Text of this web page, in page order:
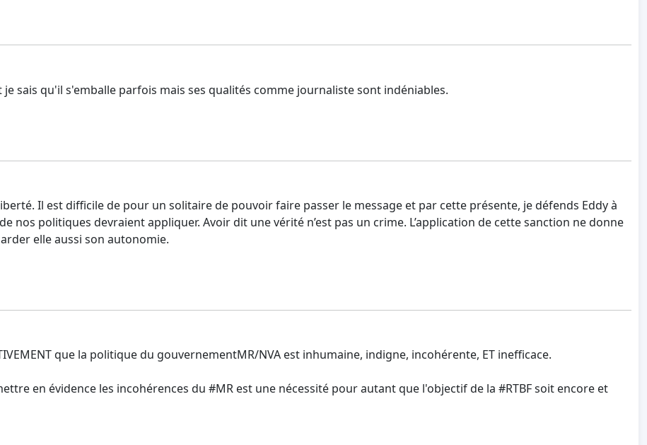
sais qu'il s'emballe parfois mais ses qualités comme journaliste sont indéniables.
Il est difficile de pour un solitaire de pouvoir faire passer le message et par cette présente, je défends Eddy à
nos politiques devraient appliquer. Avoir dit une vérité n’est pas un crime. L’application de cette sanction ne donne
elle aussi son autonomie.
que la politique du gouvernementMR/NVA est inhumaine, indigne, incohérente, ET inefficace.
en évidence les incohérences du #MR est une nécessité pour autant que l'objectif de la #RTBF soit encore et